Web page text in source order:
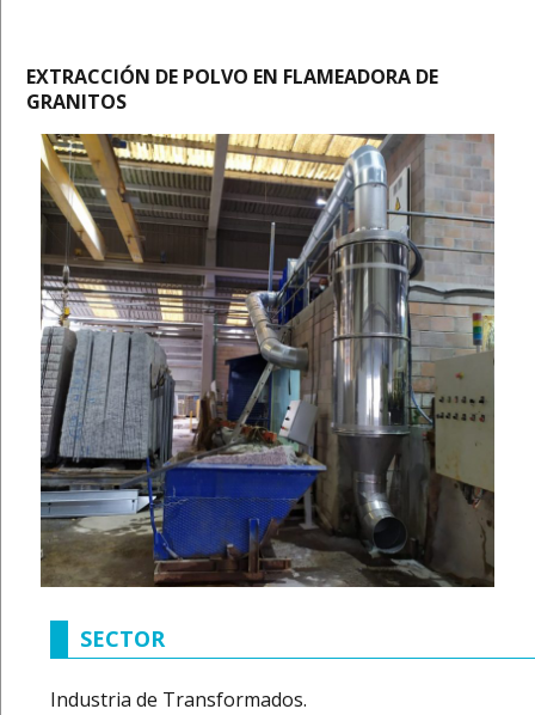
EXTRACCIÓN DE POLVO EN FLAMEADORA DE
GRANITOS
SECTOR
Industria de Transformados.